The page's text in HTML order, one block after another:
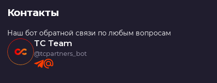
Контакты
Наш бот обратной связи по любым вопросам
TC Team
@tcpartners_bot